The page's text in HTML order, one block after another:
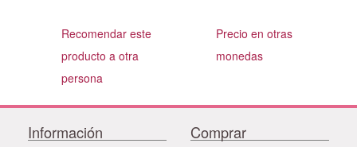
Recomendar este
producto a otra
persona
Precio en otras
monedas
Información Comprar